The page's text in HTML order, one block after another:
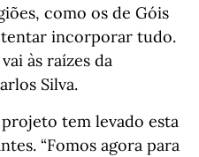
como os de Góis
tentar incorporar tudo.
às raízes da
Silva.
tem levado esta
“Fomos agora para